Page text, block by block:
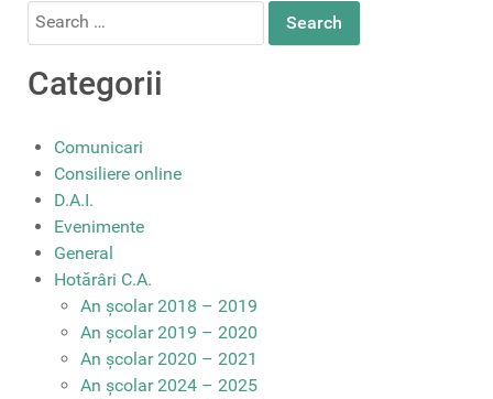
Search
Categorii
Comunicari
Consiliere online
D.A.I.
Evenimente
General
Hotărâri C.A.
An școlar 2018 – 2019
An școlar 2019 – 2020
An școlar 2020 – 2021
An școlar 2024 – 2025